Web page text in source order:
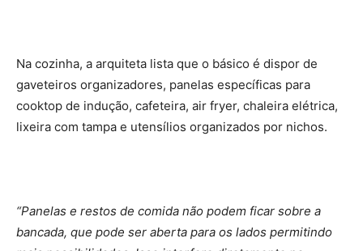
Na cozinha, a arquiteta lista que o básico é dispor de
gaveteiros organizadores, panelas específicas para
cooktop de indução, cafeteira, air fryer, chaleira elétrica,
lixeira com tampa e utensílios organizados por nichos.
“Panelas e restos de comida não podem ficar sobre a
bancada, que pode ser aberta para os lados permitindo